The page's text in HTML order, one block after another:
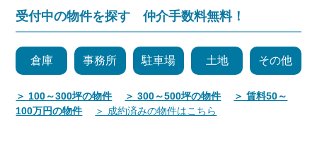
受付中の物件を探す 仲介手数料無料！
倉庫 事務所 駐車場 土地 その他
＞ 100～300坪の物件 ＞ 300～500坪の物件
＞ 賃料50～
100万円の物件
＞ 成約済みの物件はこちら